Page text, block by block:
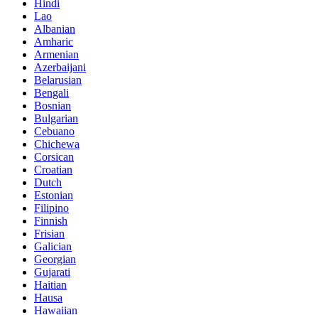
Hindi
Lao
Albanian
Amharic
Armenian
Azerbaijani
Belarusian
Bengali
Bosnian
Bulgarian
Cebuano
Chichewa
Corsican
Croatian
Dutch
Estonian
Filipino
Finnish
Frisian
Galician
Georgian
Gujarati
Haitian
Hausa
Hawaiian